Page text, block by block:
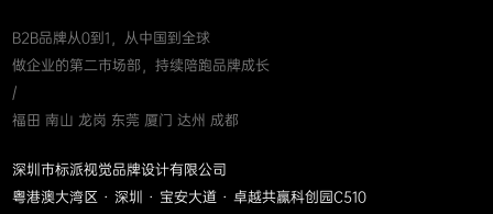
B2B品牌从0到1，从中国到全球
做企业的第二市场部，持续陪跑品牌成长
/
福田 南山 龙岗 东莞 厦门 达州 成都
深圳市标派视觉品牌设计有限公司
粤港澳大湾区 · 深圳 · 宝安大道 · 卓越共赢科创园C510